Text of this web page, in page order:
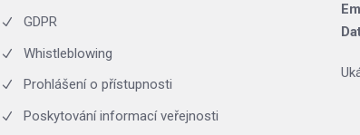
GDPR
Whistleblowing
Prohlášení o přístupnosti
Poskytování informací veřejnosti